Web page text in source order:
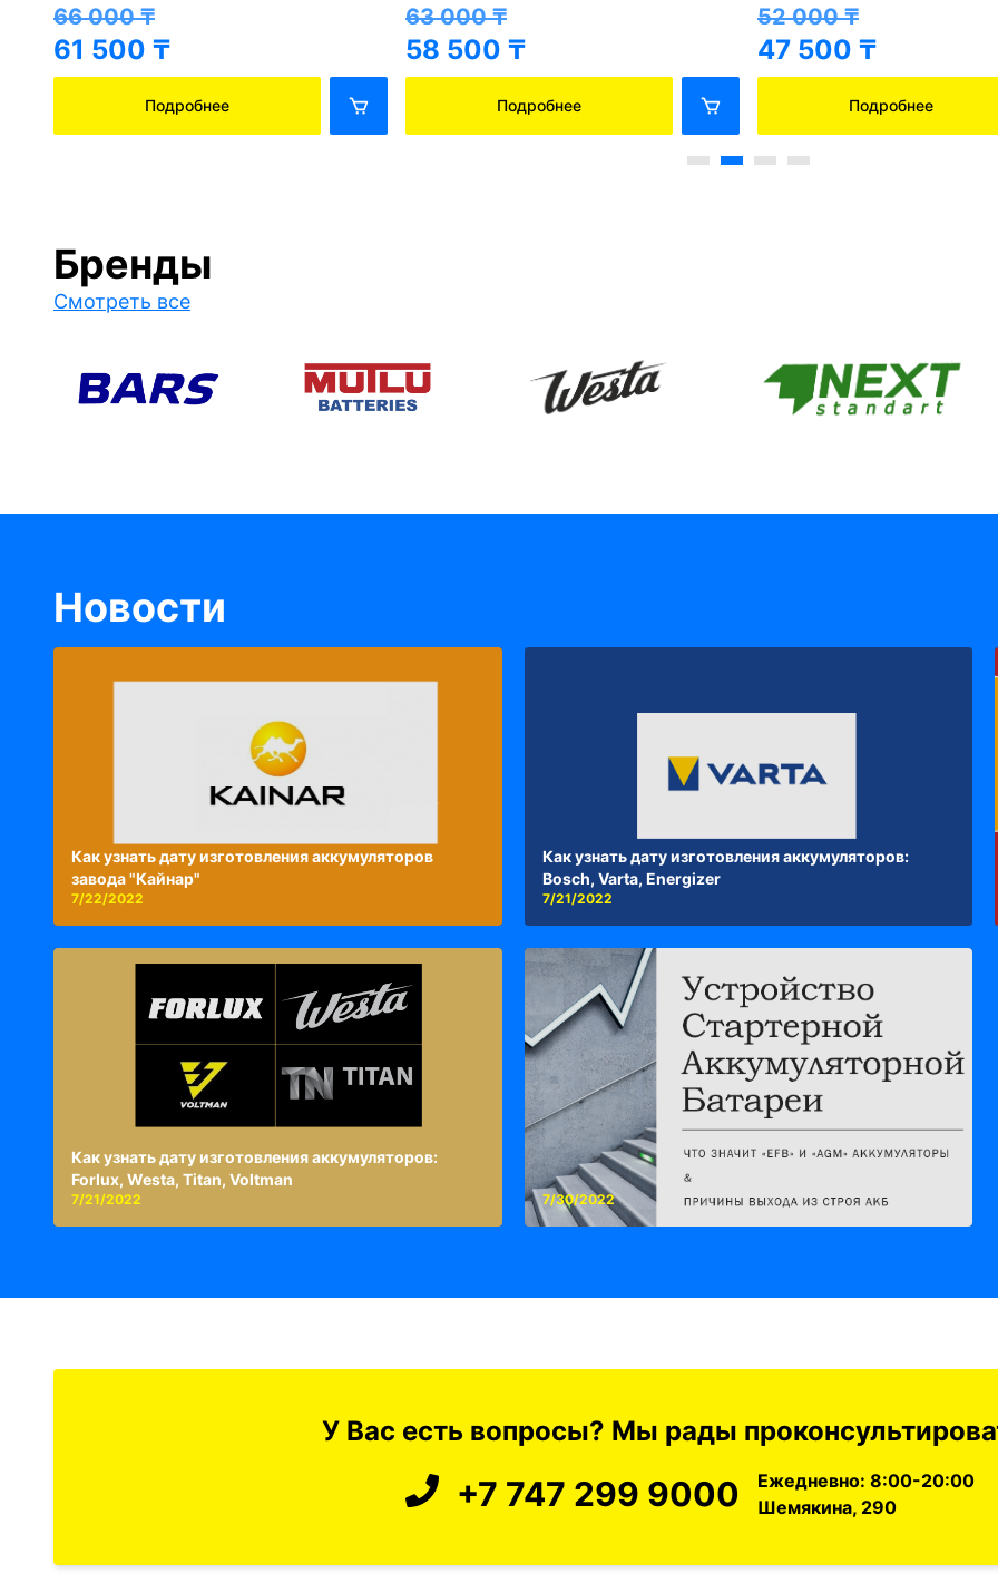
66 000₸
61 500 ₸
Подробнее
63 000₸
58 500 ₸
Подробнее
52 000₸
47 500 ₸
Подробнее
Бренды
Смотреть все
Новости
Как узнать дату изготовления аккумуляторов
завода "Кайнар"
7/22/2022
Как узнать дату изготовления аккумуляторов:
Bosch, Varta, Energizer
7/21/2022
Как узнать дату изготовления аккумуляторов:
Forlux, Westa, Titan, Voltman
7/21/2022 7/30/2022
У Вас есть вопросы? Мы рады
+7 747 299 9000
Ежедневно: 8:00-20:00
Шемякина, 290